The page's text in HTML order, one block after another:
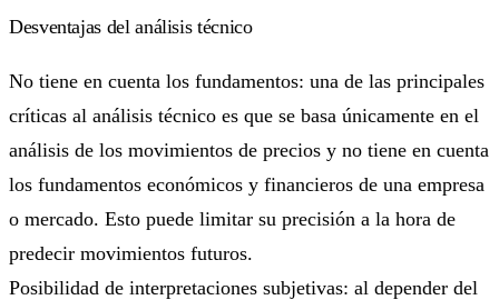
Desventajas del análisis técnico
No tiene en cuenta los fundamentos: una de las principales
críticas al análisis técnico es que se basa únicamente en el
análisis de los movimientos de precios y no tiene en cuenta
los fundamentos económicos y financieros de una empresa
o mercado. Esto puede limitar su precisión a la hora de
predecir movimientos futuros.
Posibilidad de interpretaciones subjetivas: al depender del